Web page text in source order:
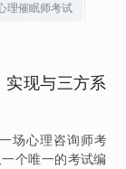
理催眠师考试
实现与三方系
场心理咨询师考
个唯一的考试编